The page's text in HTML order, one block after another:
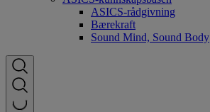
ASICS-rådgivning
Bærekraft
Sound Mind, Sound Body